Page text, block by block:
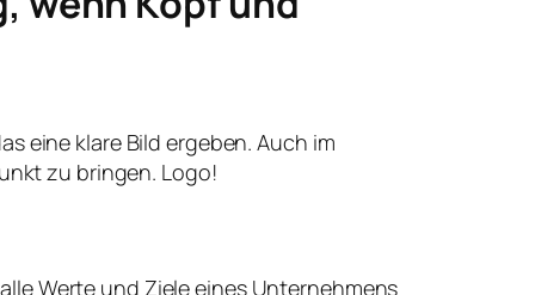
eine klare Bild ergeben. Auch im
zu bringen. Logo!
Werte und Ziele eines Unternehmens